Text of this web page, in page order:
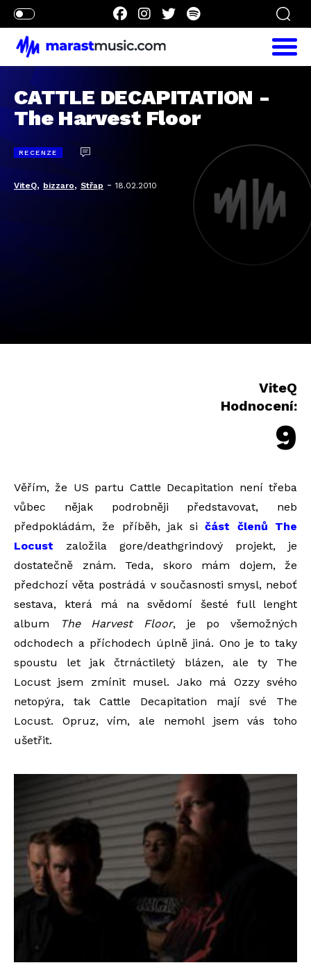
CATTLE DECAPITATION -
The Harvest Floor
RECENZE
ViteQ, bizzaro, Střap -18.02.2010
ViteQ
Hodnocení:
9
Věřím, že US partu Cattle Decapitation není třeba
vůbec nějak podrobněji představovat, neb
předpokládám, že příběh, jak sičást členů The
Locust založila gore/deathgrindový projekt, je
dostatečně znám. Teda, skoro mám dojem, že
předchozí věta postrádá v současnosti smysl, neboť
sestava, která má na svědomí šesté full lenght
album
The Harvest Floor, je po všemožných
odchodech a příchodech úplně jiná. Ono je to taky
spoustu let jak čtrnáctiletý blázen, ale ty The
Locust jsem zmínit musel. Jako má Ozzy svého
netopýra, tak Cattle Decapitation mají své The
Locust. Opruz, vím, ale nemohl jsem vás toho
ušetřit.